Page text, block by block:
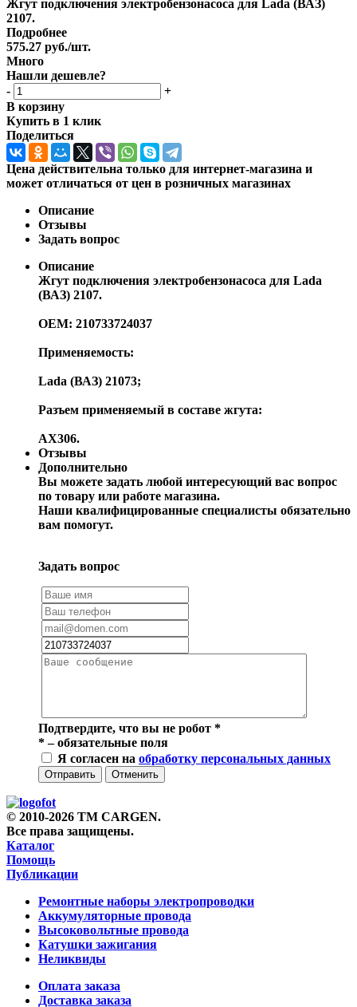
Жгут подключения электробензонасоса для Lada (ВАЗ)
2107.
Подробнее
575.27 руб./шт.
Много
Нашли дешевле?
-
+
В корзину
Купить в 1 клик
Поделиться
Цена действительна только для интернет-магазина и
может отличаться от цен в розничных магазинах
Описание
Отзывы
Задать вопрос
Описание
Жгут подключения электробензонасоса для Lada
(ВАЗ) 2107.
OEM: 210733724037
Применяемость:
Lada (ВАЗ) 21073;
Разъем применяемый в составе жгута:
AX306.
Отзывы
Дополнительно
Вы можете задать любой интересующий вас вопрос
по товару или работе магазина.
Наши квалифицированные специалисты обязательно
вам помогут.
Задать вопрос
Подтвердите, что вы не робот *
*– обязательные поля
Я согласен на обработку персональных данных
Отправить Отменить
© 2010-2026 TM CARGEN.
Все права защищены.
Каталог
Помощь
Публикации
Ремонтные наборы электропроводки
Аккумуляторные провода
Высоковольтные провода
Катушки зажигания
Неликвиды
Оплата заказа
Доставка заказа